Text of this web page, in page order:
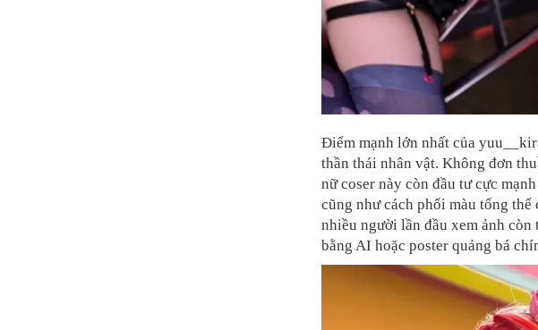
Điểm mạnh lớn nhất của
thần thái nhân vật. Không đơn
nữ coser này còn đầu tư cực
cũng như cách phối màu tổng
nhiều người lần đầu xem ảnh
bằng AI hoặc poster quảng bá